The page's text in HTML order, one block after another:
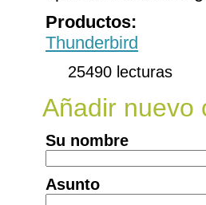
Productos:
Thunderbird
25490 lecturas
Añadir nuevo
Su nombre
Asunto